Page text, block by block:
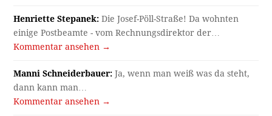
Henriette Stepanek: Die Josef-Pöll-Straße! Da wohnten
einige Postbeamte - vom Rechnungsdirektor der…
Kommentar ansehen →
Manni Schneiderbauer: Ja, wenn man weiß was da steht,
dann kann man…
Kommentar ansehen →